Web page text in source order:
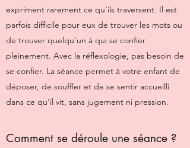
expriment rarement ce qu’ils traversent. Il est
parfois difficile pour eux de trouver les mots ou
de trouver quelqu’un à qui se confier
pleinement. Avec la réflexologie, pas besoin de
se confier. La séance permet à votre enfant de
déposer, de souffler et de se sentir accueilli
dans ce qu’il vit, sans jugement ni pression.
Comment se déroule une séance ?